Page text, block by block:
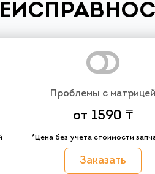
Проблемы с матрицей
от 1590 ₸
*Цена без учета стоимости
Заказать